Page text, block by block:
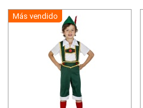
Más vendido